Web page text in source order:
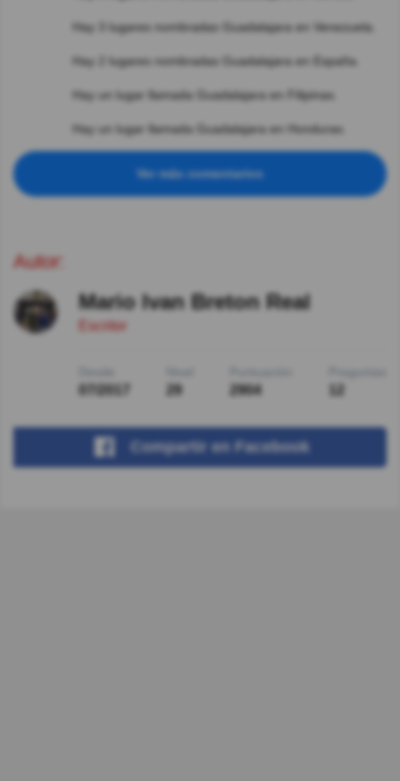
Hay 3 lugares nombradas Guadalajara en Venezuela.
Hay 2 lugares nombradas Guadalajara en España.
Hay un lugar llamada Guadalajara en Filipinas.
Hay un lugar llamada Guadalajara en Honduras.
Ver más comentarios
Autor:
Mario Ivan Breton Real
Escritor
29 2904
Compartir en Facebook